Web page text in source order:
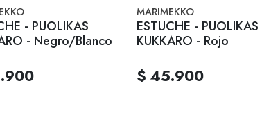
- PUOLIKAS
- Negro/Blanco
MARIMEKKO
ESTUCHE - PUOLIKAS
KUKKARO - Rojo
$ 45.900